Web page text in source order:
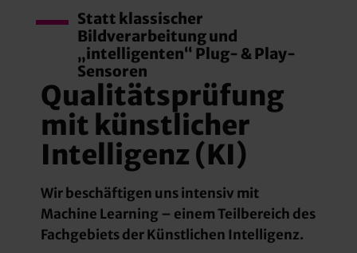
Statt klassischer
Bildverarbeitung und
„intelligenten“ Plug- & Play-
Sensoren
Qualitätsprüfung
mit künstlicher
Intelligenz (KI)
Wir beschäftigen uns intensiv mit
Machine Learning – einem Teilbereich des
Fachgebiets der Künstlichen Intelligenz.